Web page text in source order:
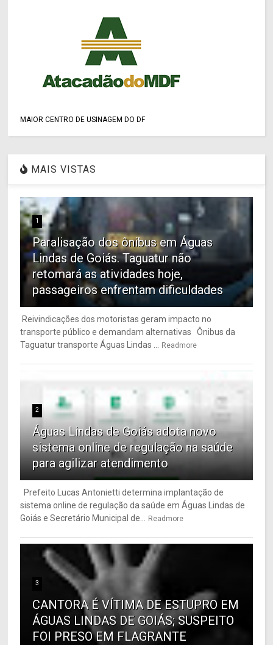
MAIOR CENTRO DE USINAGEM DO DF
MAIS VISTAS
1
Paralisação dos ônibus em Águas
Lindas de Goiás. Taguatur não
retomará as atividades hoje,
passageiros enfrentam dificuldades
Reivindicações dos motoristas geram impacto no
transporte público e demandam alternativas Ônibus da
Taguatur transporte Águas Lindas ...
Readmore
2
Águas Lindas de Goiás adota novo
sistema online de regulação na saúde
para agilizar atendimento
Prefeito Lucas Antonietti determina implantação de
sistema online de regulação da saúde em Águas Lindas de
Goiás e Secretário Municipal de...
Readmore
3
CANTORA É VÍTIMA DE ESTUPRO EM
ÁGUAS LINDAS DE GOIÁS; SUSPEITO
FOI PRESO EM FLAGRANTE